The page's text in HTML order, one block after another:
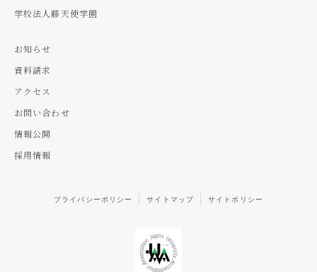
学校法人藤天使学園
お知らせ
資料請求
アクセス
お問い合わせ
情報公開
採用情報
プライバシーポリシー サイトマップ サイトポリシー